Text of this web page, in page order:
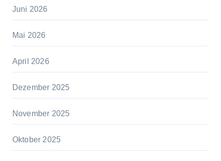
Juni 2026
Mai 2026
April 2026
Dezember 2025
November 2025
Oktober 2025